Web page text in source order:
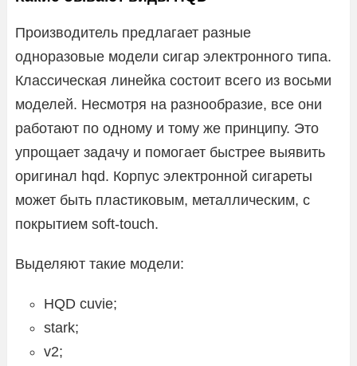
Производитель предлагает разные
одноразовые модели сигар электронного типа.
Классическая линейка состоит всего из восьми
моделей. Несмотря на разнообразие, все они
работают по одному и тому же принципу. Это
упрощает задачу и помогает быстрее выявить
оригинал hqd. Корпус электронной сигареты
может быть пластиковым, металлическим, с
покрытием soft-touch.
Выделяют такие модели:
HQD cuvie;
stark;
v2;